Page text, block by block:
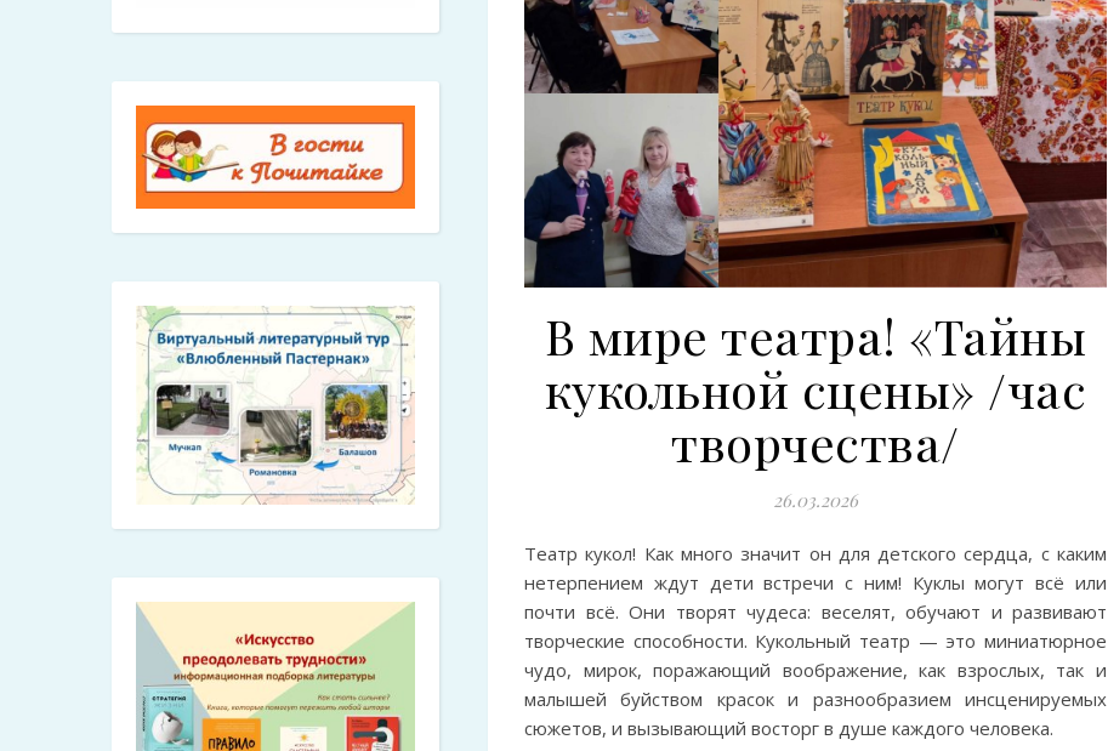
В мире театра! «Тайны
кукольной сцены» /час
творчества/
26.03.2026
Театр кукол! Как много значит он для детского сердца, с каким
нетерпением ждут дети встречи с ним! Куклы могут всё или
почти всё. Они творят чудеса: веселят, обучают и развивают
творческие способности. Кукольный театр — это миниатюрное
чудо, мирок, поражающий воображение, как взрослых, так и
малышей буйством красок и разнообразием инсценируемых
сюжетов, и вызывающий восторг в душе каждого человека.